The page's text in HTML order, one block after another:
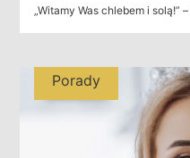
„Witamy Was chlebem i solą!”
Porady